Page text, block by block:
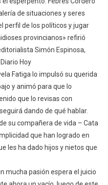
de situaciones y seres
perfil de los políticos y jugar
provincianos» refirió
Simón Espinosa,
Hoy
Fatiga lo impulsó su querida
y animó para que lo
que lo revisas con
dando de qué hablar.
su compañera de vida – Cata
que han logrado en
les ha dado hijos y nietos que
mucha pasión espera el juicio